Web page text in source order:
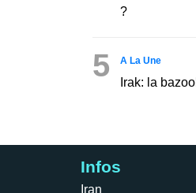
?
5 A La Une
Irak: la
Infos
Iran